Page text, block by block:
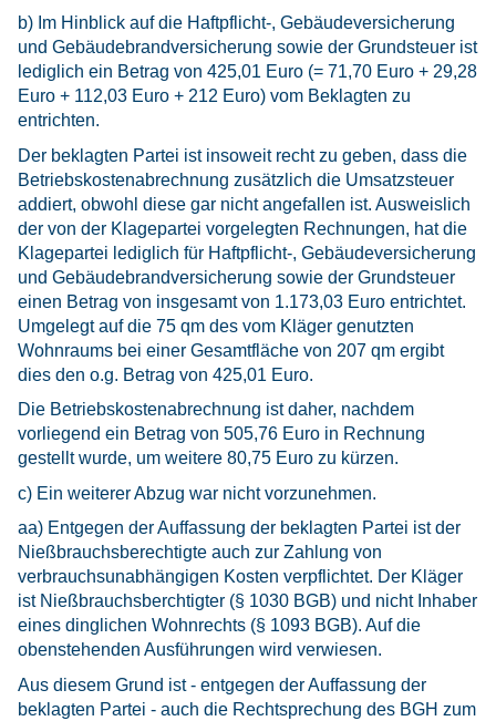
b) Im Hinblick auf die Haftpflicht-, Gebäudeversicherung
und Gebäudebrandversicherung sowie der Grundsteuer ist
lediglich ein Betrag von 425,01 Euro (= 71,70 Euro + 29,28
Euro + 112,03 Euro + 212 Euro) vom Beklagten zu
entrichten.
Der beklagten Partei ist insoweit recht zu geben, dass die
Betriebskostenabrechnung zusätzlich die Umsatzsteuer
addiert, obwohl diese gar nicht angefallen ist. Ausweislich
der von der Klagepartei vorgelegten Rechnungen, hat die
Klagepartei lediglich für Haftpflicht-, Gebäudeversicherung
und Gebäudebrandversicherung sowie der Grundsteuer
einen Betrag von insgesamt von 1.173,03 Euro entrichtet.
Umgelegt auf die 75 qm des vom Kläger genutzten
Wohnraums bei einer Gesamtfläche von 207 qm ergibt
dies den o.g. Betrag von 425,01 Euro.
Die Betriebskostenabrechnung ist daher, nachdem
vorliegend ein Betrag von 505,76 Euro in Rechnung
gestellt wurde, um weitere 80,75 Euro zu kürzen.
c) Ein weiterer Abzug war nicht vorzunehmen.
aa) Entgegen der Auffassung der beklagten Partei ist der
Nießbrauchsberechtigte auch zur Zahlung von
verbrauchsunabhängigen Kosten verpflichtet. Der Kläger
ist Nießbrauchsberchtigter (§ 1030 BGB) und nicht Inhaber
eines dinglichen Wohnrechts (§ 1093 BGB). Auf die
obenstehenden Ausführungen wird verwiesen.
Aus diesem Grund ist - entgegen der Auffassung der
beklagten Partei - auch die Rechtsprechung des BGH zum